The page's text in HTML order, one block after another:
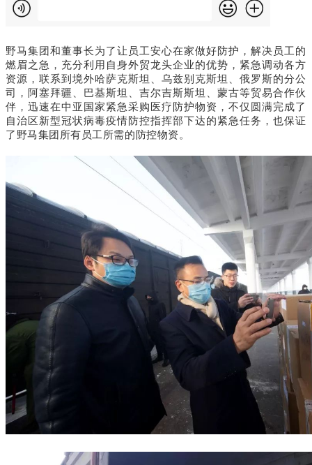
野马集团和董事长为了让员工安心在家做好防护，解决员工的
燃眉之急，充分利用自身外贸龙头企业的优势，紧急调动各方
资源，联系到境外哈萨克斯坦、乌兹别克斯坦、俄罗斯的分公
司，阿塞拜疆、巴基斯坦、吉尔吉斯斯坦、蒙古等贸易合作伙
伴，迅速在中亚国家紧急采购医疗防护物资，不仅圆满完成了
自治区新型冠状病毒疫情防控指挥部下达的紧急任务，也保证
了野马集团所有员工所需的防控物资。